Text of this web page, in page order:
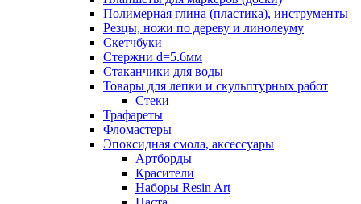
Полимерная глина (пластика), инструменты
Резцы, ножи по дереву и линолеуму
Скетчбуки
Стержни d=5.6мм
Стаканчики для воды
Товары для лепки и скульптурных работ
Стеки
Трафареты
Фломастеры
Эпоксидная смола, аксессуары
Артборды
Красители
Наборы Resin Art